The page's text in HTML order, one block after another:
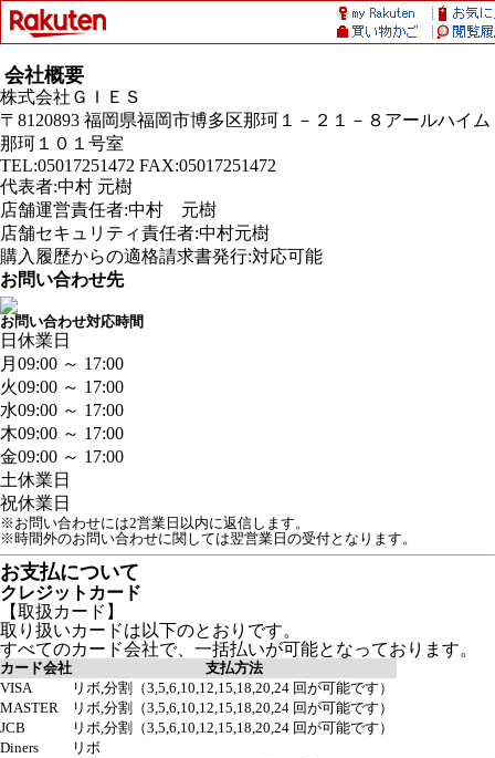
会社概要
株式会社ＧＩＥＳ
〒8120893 福岡県福岡市博多区那珂１－２１－８アールハイム
那珂１０１号室
TEL:05017251472 FAX:05017251472
代表者:中村 元樹
店舗運営責任者:中村 元樹
店舗セキュリティ責任者:中村元樹
購入履歴からの適格請求書発行:対応可能
お問い合わせ先
お問い合わせ対応時間
日 休業日
月 09:00 ～ 17:00
火09:00 ～ 17:00
水09:00 ～ 17:00
木09:00 ～ 17:00
金09:00 ～ 17:00
土休業日
祝休業日
※お問い合わせには2営業日以内に返信します。
※時間外のお問い合わせに関しては翌営業日の受付となります。
お支払について
クレジットカード
【取扱カード】
取り扱いカードは以下のとおりです。
すべてのカード会社で、一括払いが可能となっております。
カード会社
支払方法
VISA
リボ,分割（3,5,6,10,12,15,18,20,24 回が可能です）
MASTER
リボ,分割（3,5,6,10,12,15,18,20,24 回が可能です）
JCB
リボ,分割（3,5,6,10,12,15,18,20,24 回が可能です）
Diners
リボ